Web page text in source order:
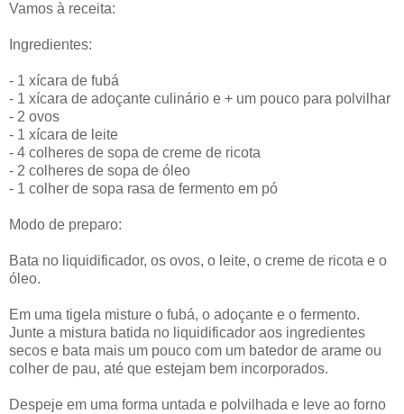
Vamos à receita:
Ingredientes:
- 1 xícara de fubá
- 1 xícara de adoçante culinário e + um pouco para polvilhar
- 2 ovos
- 1 xícara de leite
- 4 colheres de sopa de creme de ricota
- 2 colheres de sopa de óleo
- 1 colher de sopa rasa de fermento em pó
Modo de preparo:
Bata no liquidificador, os ovos, o leite, o creme de ricota e o
óleo.
Em uma tigela misture o fubá, o adoçante e o fermento.
Junte a mistura batida no liquidificador aos ingredientes
secos e bata mais um pouco com um batedor de arame ou
colher de pau, até que estejam bem incorporados.
Despeje em uma forma untada e polvilhada e leve ao forno